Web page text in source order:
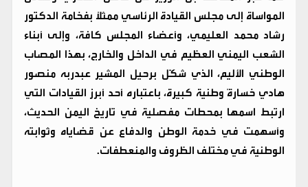
المواساة إلى مجلس القيادة الرئاسي ممثلًا بفخامة الدكتور
رشاد محمد العليمي، وأعضاء المجلس كافة، وإلى أبناء
الشعب اليمني العظيم في الداخل والخارج، بهذا المصاب
الوطني الأليم، الذي شكّل برحيل المشير عبدربه منصور
هادي خسارةً وطنية كبيرة، باعتباره أحد أبرز القيادات التي
ارتبط اسمها بمحطات مفصلية في تاريخ اليمن الحديث،
وأسهمت في خدمة الوطن والدفاع عن قضاياه وثوابته
الوطنية في مختلف الظروف والمنعطفات.